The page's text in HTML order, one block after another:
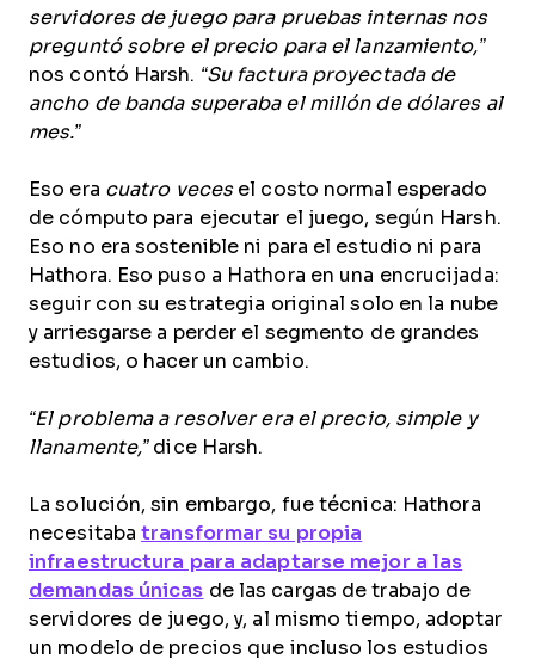
servidores de juego para pruebas internas nos
preguntó sobre el precio para el lanzamiento,”
nos contó Harsh. “Su factura proyectada de
ancho de banda superaba el millón de dólares al
mes.”
Eso era cuatro vecesel costo normal esperado
de cómputo para ejecutar el juego, según Harsh.
Eso no era sostenible ni para el estudio ni para
Hathora. Eso puso a Hathora en una encrucijada:
seguir con su estrategia original solo en la nube
y arriesgarse a perder el segmento de grandes
estudios, o hacer un cambio.
“El problema a resolver era el precio, simple y
llanamente,” dice Harsh.
La solución, sin embargo, fue técnica: Hathora
necesitabatransformar su propia
infraestructura para adaptarse mejor a las
demandas únicas de las cargas de trabajo de
servidores de juego, y, al mismo tiempo, adoptar
un modelo de precios que incluso los estudios